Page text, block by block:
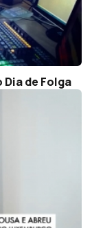
de Folga